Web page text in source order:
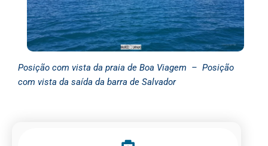
Posição com vista da praia de Boa Viagem – Posição
com vista da saída da barra de Salvador